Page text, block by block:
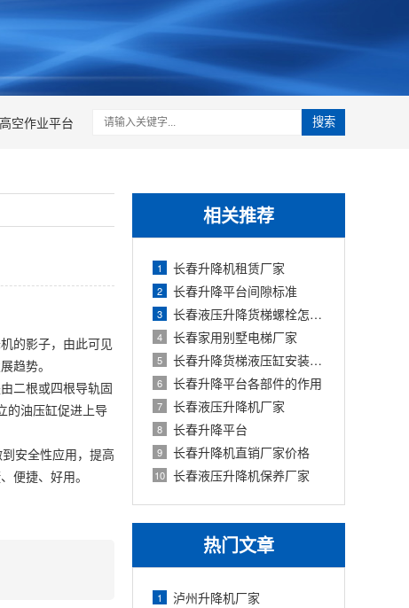
空作业平台 搜索
相关推荐
1 长春升降机租赁厂家
2 长春升降平台间隙标准
3 长春液压升降货梯螺栓怎么紧固
4 长春家用别墅电梯厂家
5 长春升降货梯液压缸安装注意事项
6 长春升降平台各部件的作用
7 长春液压升降机厂家
8 长春升降平台
9 长春升降机直销厂家价格
10 长春液压升降机保养厂家
热门文章
1 泸州升降机厂家
的影子，由此可见
趋势。
二根或四根导轨固
的油压缸促进上导
安全性应用，提高
便捷、好用。